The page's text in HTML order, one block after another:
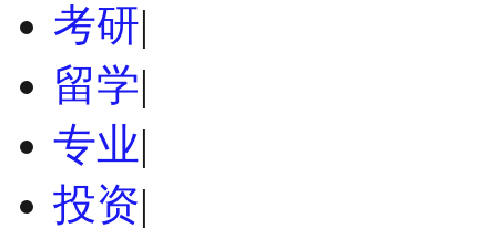
考研|
留学|
专业|
投资|